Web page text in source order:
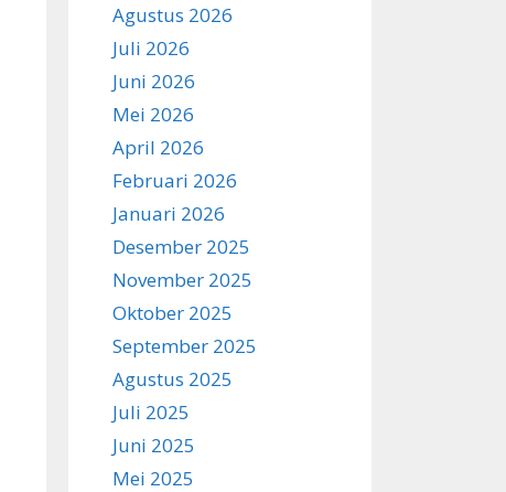
Agustus 2026
Juli 2026
Juni 2026
Mei 2026
April 2026
Februari 2026
Januari 2026
Desember 2025
November 2025
Oktober 2025
September 2025
Agustus 2025
Juli 2025
Juni 2025
Mei 2025